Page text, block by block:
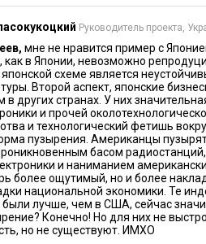
на планетах и звезды на небе.
на новое, более современное и
«манагерами», по его
и подкрашенное, бывшее в
деятельность, может служить
используемых в гражданской
в авиации - верная смерть для
прибыль. В Законе РФ «Об
является прибыль.
оборудования на 80-
вряд ли объяснялись
Техногенные катастрофы
Руководитель проекта,
мне не нравится пример с
как в Японии, невозможно
схеме является
Второй аспект, японские
других странах. У них
и прочей
и технологический фетишь
пузырения. Американцы
басом
и наниманием
более ощутимый, но и более
национальной экономики. Те
лучше, чем в США, сейчас
Конечно! Но для них не
но не существуют. ИМХО